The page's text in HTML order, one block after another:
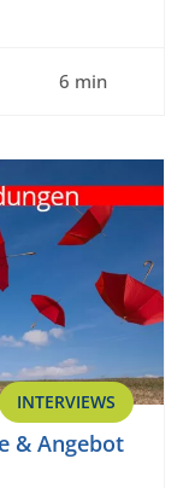
6 min
INTERVIEWS
& Angebot